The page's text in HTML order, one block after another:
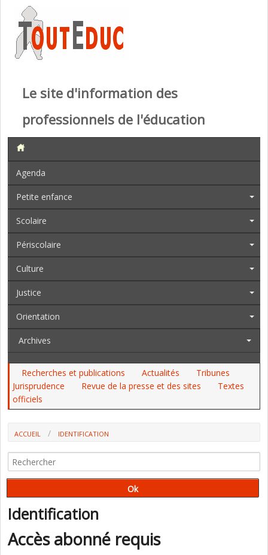
Le site d'information des
professionnels de l'éducation
Agenda
Petite enfance
Scolaire
Périscolaire
Culture
Justice
Orientation
Archives
Recherches et publications Actualités
Tribunes
Jurisprudence
Revue de la presse et des sites
Textes
officiels
ACCUEIL IDENTIFICATION
Identification
Accès abonné requis